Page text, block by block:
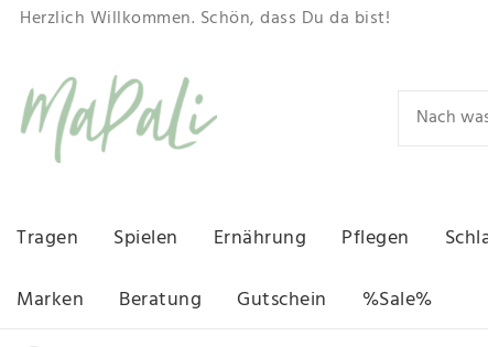
Herzlich Willkommen. Schön, dass Du da bist!
Tragen Spielen Ernährung Pflegen
Marken
Beratung Gutschein %Sale%